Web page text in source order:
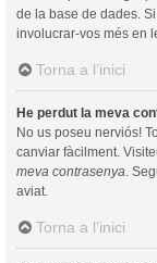
de la base de dades.
involucrar-vos més en
Torna a l’inici
He perdut la meva
No us poseu nerviós!
canviar fàcilment.
meva contrasenya .
aviat.
Torna a l’inici